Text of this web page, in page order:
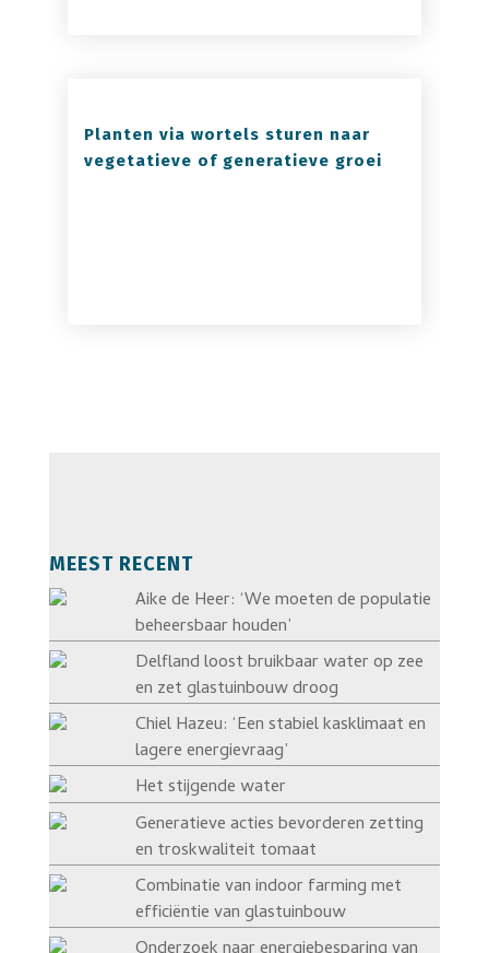
Planten via wortels sturen naar
vegetatieve of generatieve groei
MEEST RECENT
Aike de Heer: ‘We moeten de populatie
beheersbaar houden’
Delfland loost bruikbaar water op zee
en zet glastuinbouw droog
Chiel Hazeu: ‘Een stabiel kasklimaat en
lagere energievraag’
Het stijgende water
Generatieve acties bevorderen zetting
en troskwaliteit tomaat
Combinatie van indoor farming met
efficiëntie van glastuinbouw